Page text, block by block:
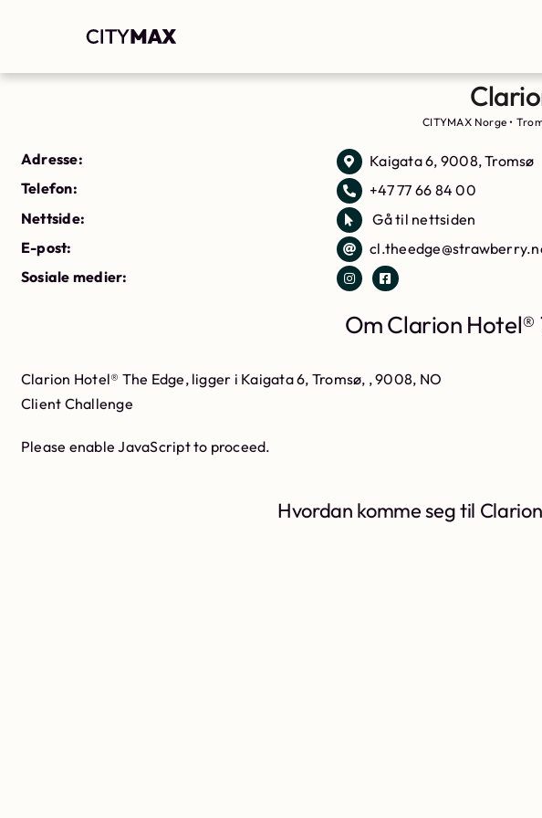
CITYMAX Norge •
Adresse:
Kaigata 6, 9008, Tromsø
Telefon:
+47 77 66 84 00
Nettside:
Gå til nettsiden
E-post:
Sosiale medier:
Om Clarion Hotel®
Clarion Hotel® The Edge, ligger i Kaigata 6, Tromsø, , 9008, NO
Client Challenge
Please enable JavaScript to proceed.
Hvordan komme seg til